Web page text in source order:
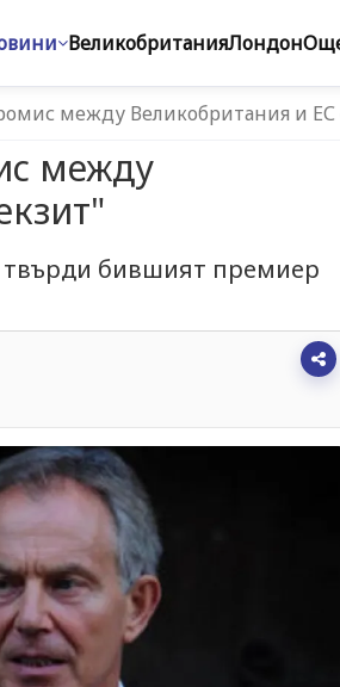
ВеликобританияЛондон
между Великобритания и ЕС
между
твърди бившият премиер